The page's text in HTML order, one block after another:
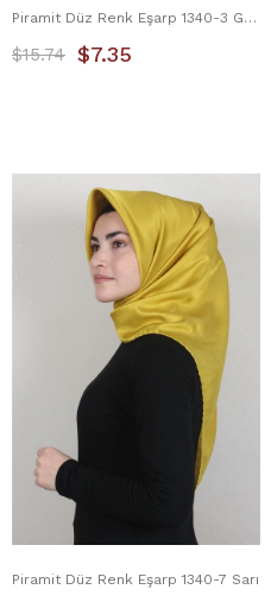
Piramit Düz Renk Eşarp 1340-3 Gold
$7.35
$15.74
Piramit Düz Renk Eşarp 1340-7 Sarı